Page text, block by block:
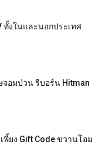
ทั้งในและนอกประเทศ
จอมป่วน รีบอร์น Hitman
พี้ยง Gift Code ขวานโอม